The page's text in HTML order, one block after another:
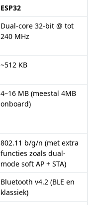
ESP32
Dual-core 32-bit @ tot
240 MHz
~512 KB
4–16 MB (meestal 4MB
onboard)
802.11 b/g/n (met extra
functies zoals dual-
mode soft AP + STA)
Bluetooth v4.2 (BLE en
klassiek)